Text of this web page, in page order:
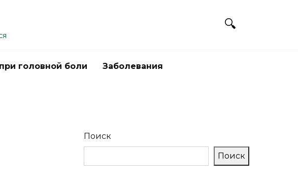
головной боли Заболевания
Поиск
Поиск